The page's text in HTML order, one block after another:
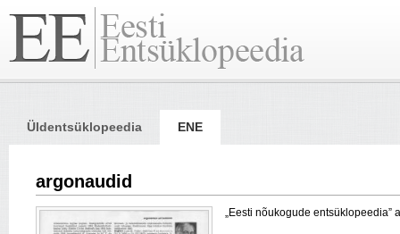
Üldentsüklopeedia ENE
argonaudid
„Eesti nõukogude entsüklopeedia”